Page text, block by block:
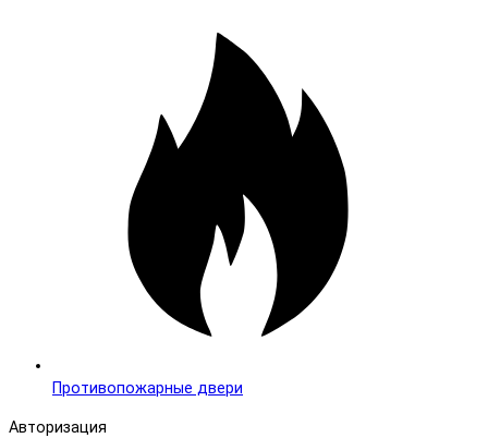
Противопожарные двери
Авторизация